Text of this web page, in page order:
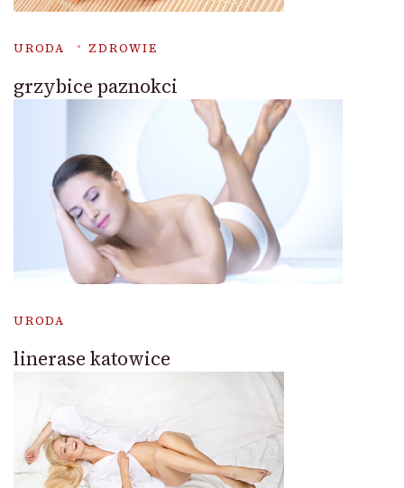
URODA ZDROWIE
grzybice paznokci
URODA
linerase katowice